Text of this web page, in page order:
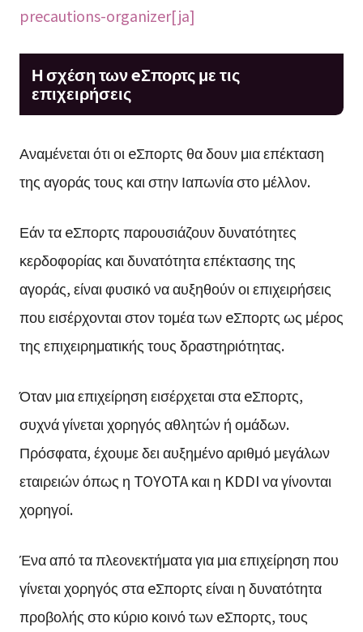
precautions-organizer[ja]
Η σχέση των eΣπορτς με τις
επιχειρήσεις
Αναμένεται ότι οι eΣπορτς θα δουν μια επέκταση
της αγοράς τους και στην Ιαπωνία στο μέλλον.
Εάν τα eΣπορτς παρουσιάζουν δυνατότητες
κερδοφορίας και δυνατότητα επέκτασης της
αγοράς, είναι φυσικό να αυξηθούν οι επιχειρήσεις
που εισέρχονται στον τομέα των eΣπορτς ως μέρος
της επιχειρηματικής τους δραστηριότητας.
Όταν μια επιχείρηση εισέρχεται στα eΣπορτς,
συχνά γίνεται χορηγός αθλητών ή ομάδων.
Πρόσφατα, έχουμε δει αυξημένο αριθμό μεγάλων
εταιρειών όπως η TOYOTA και η KDDI να γίνονται
χορηγοί.
Ένα από τα πλεονεκτήματα για μια επιχείρηση που
γίνεται χορηγός στα eΣπορτς είναι η δυνατότητα
προβολής στο κύριο κοινό των eΣπορτς, τους